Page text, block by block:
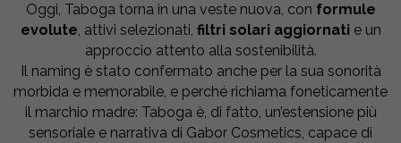
Oggi, Taboga torna in una veste nuova, con formule
evolute, attivi selezionati, filtri solari aggiornati e un
approccio attento alla sostenibilità.
Il naming è stato confermato anche per la sua sonorità
morbida e memorabile, e perché richiama foneticamente
il marchio madre: Taboga è, di fatto, un’estensione più
sensoriale e narrativa di Gabor Cosmetics, capace di